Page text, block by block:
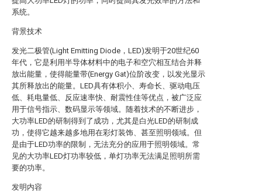
系统。
背景技术
发光二极管(Light Emitting Diode，LED)发明于20世纪60
年代，它是利用半导体材料中的电子和空穴相互结合并释
放出能量，使得能量带(Energy Gat)位阶改变，以发光显示
其所释放出的能量。LED具有体积小、寿命长、驱动电压
低、耗电量低、反应速率快、耐震性佳等优点，被广泛应
用于信号指示、数码显示等领域。随着技术的不断进步，
大功率LED的研制得到了成功，尤其是白光LED的研制成
功，使得它越来越多地用在彩灯装饰、甚至照明领域。但
是由于LED功率的限制，无法充分的应用于照明领域。常
见的大功率LED灯功率较低，单灯功率无法满足照明所需
要的功率。
发明内容